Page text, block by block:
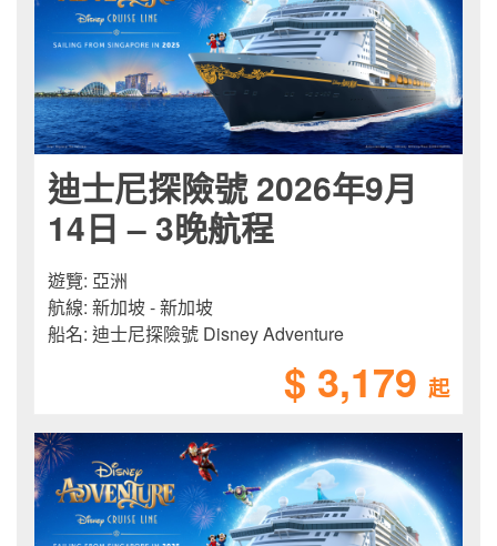
迪士尼探險號 2026年9月
14日 – 3晚航程
遊覽: 亞洲
航線: 新加坡 - 新加坡
船名: 迪士尼探險號 Disney Adventure
$ 3,179 起